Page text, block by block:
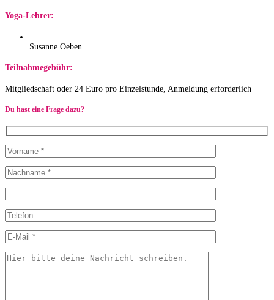
Yoga-Lehrer:
Susanne Oeben
Teilnahmegebühr:
Mitgliedschaft oder 24 Euro pro Einzelstunde, Anmeldung erforderlich
Du hast eine Frage dazu?